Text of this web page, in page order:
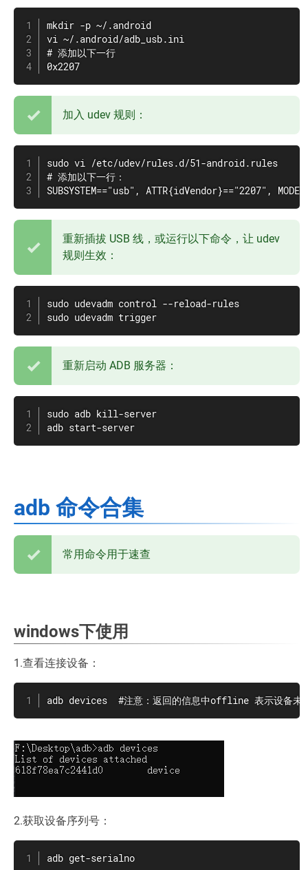
mkdir -p ~/.android
vi ~/.android/adb_usb.ini
# 添加以下一行
0x2207
加入 udev 规则：
sudo vi /etc/udev/rules.d/51-android.rules
# 添加以下一行：
SUBSYSTEM=="usb", ATTR{idVendor}=="2207",
重新插拔 USB 线，或运行以下命令，让 udev
规则生效：
sudo udevadm control --reload-rules
sudo udevadm trigger
重新启动 ADB 服务器：
sudo adb kill-server
adb start-server
adb 命令合集
常用命令用于速查
windows下使用
1.查看连接设备：
adb devices  #注意：返回的信息中offline 表示设备未
2.获取设备序列号：
adb get-serialno